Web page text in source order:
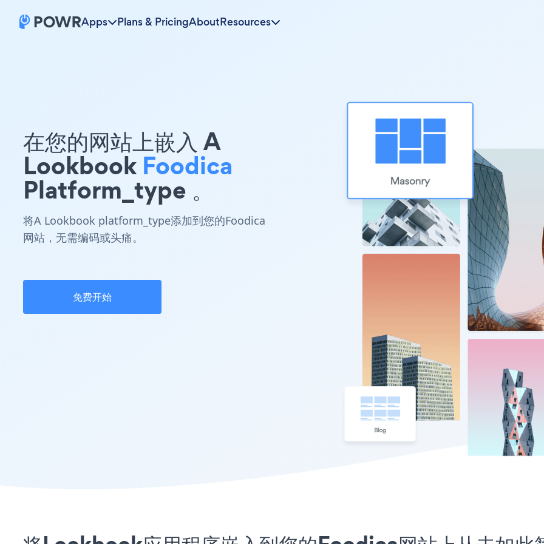
Apps Plans & PricingAboutResources
在您的网站上嵌入 A
Lookbook Foodica
Platform_type 。
将A Lookbook platform_type添加到您的Foodica
网站，无需编码或头痛。
免费开始